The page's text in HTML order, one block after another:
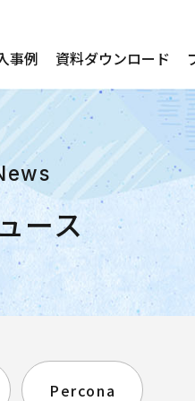
事例 資料ダウンロード
ース
Percona